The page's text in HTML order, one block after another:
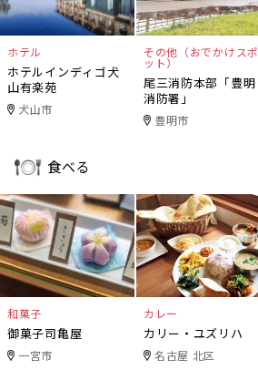
ホテル
ホテルインディゴ犬
山有楽苑
犬山市
その他（おでかけスポ
ット）
尾三消防本部「豊明
消防署」
豊明市
食べる
和菓子
御菓子司亀屋
一宮市
カレー
カリー・ユズリハ
名古屋 北区